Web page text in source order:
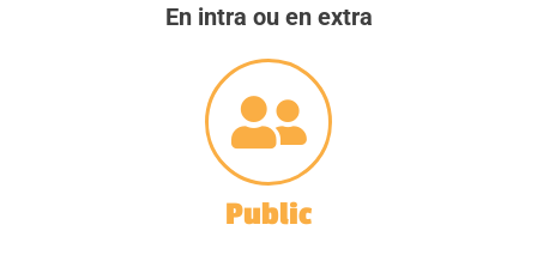
En intra ou en extra
Public